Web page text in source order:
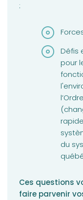
:
Défis
pour
du
Ces questions
faire parvenir